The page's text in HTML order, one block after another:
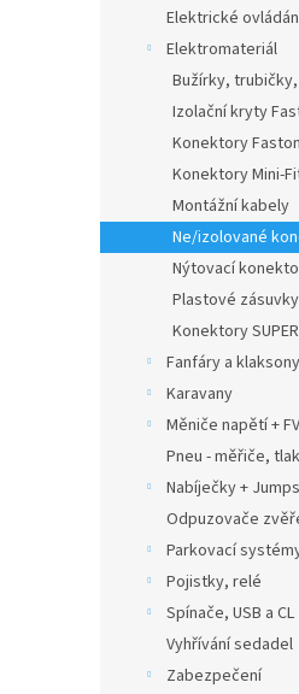
Elektrické
Elektromateriál
Bužírky,
Izolační kryty
Konektory Faston
Konektory Mini-
Montážní kabely
Ne/izolované
Nýtovací
Plastové zásuvky
Konektory
Fanfáry a klaksony
Karavany
Měniče napětí +
Pneu - měřiče,
Nabíječky +
Odpuzovače
Parkovací
Pojistky, relé
Spínače, USB a CL
Vyhřívání sedadel
Zabezpečení